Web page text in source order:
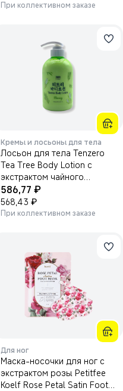
При коллективном заказе
Кремы и лосьоны для тела
Лосьон для тела Tenzero
Tea Tree Body Lotion с
экстрактом чайного
дерева, 500 мл.
586,77 ₽
568,43 ₽
При коллективном заказе
Для ног
Маска-носочки для ног с
экстрактом розы Petitfee
Koelf Rose Petal Satin Foot